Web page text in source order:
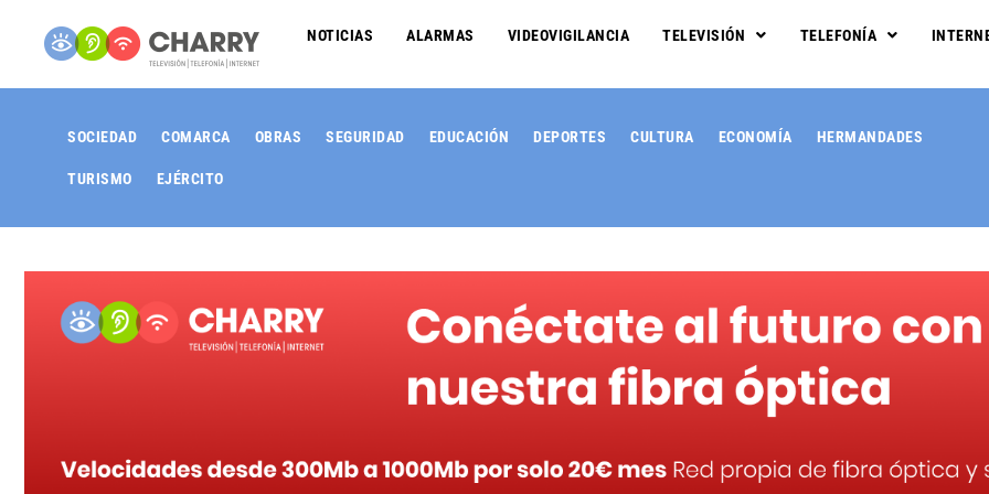
NOTICIAS ALARMAS VIDEOVIGILANCIA TELEVISIÓN TELEFONÍA
SOCIEDAD COMARCA OBRAS SEGURIDAD EDUCACIÓN DEPORTES CULTURA ECONOMÍA HERMANDADES
TURISMO EJÉRCITO